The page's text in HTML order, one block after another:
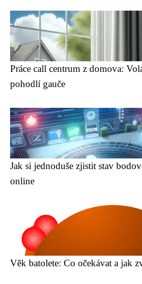
Práce call centrum z domova:
pohodlí gauče
Jak si jednoduše zjistit stav
online
Věk batolete: Co očekávat a jak